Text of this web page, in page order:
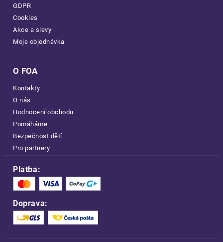
GDPR
Cookies
Akce a slevy
Moje objednávka
O FOA
Kontakty
O nás
Hodnocení obchodu
Pomáháme
Bezpečnost dětí
Pro partnery
Platba:
Doprava: